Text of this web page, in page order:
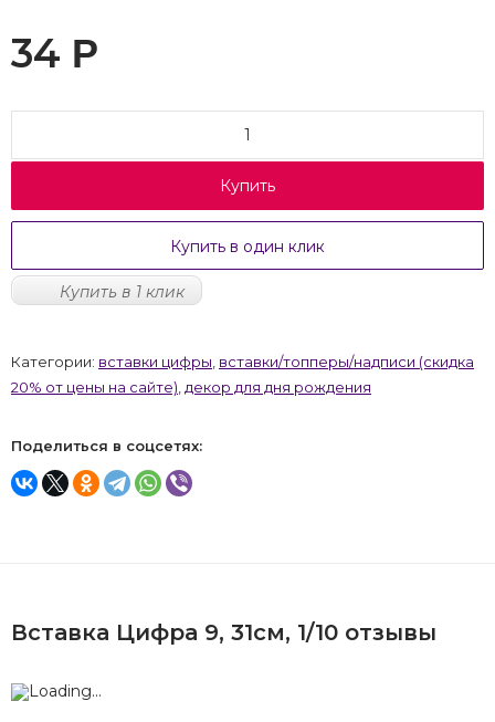
34 Р
Купить
Купить в один клик
Купить в 1 клик
Категории: вставки цифры вставки/топперы/надписи (скидка
20% от цены на сайте) декор для дня рождения
Поделиться в соцсетях:
Вставка Цифра 9, 31см, 1/10 отзывы